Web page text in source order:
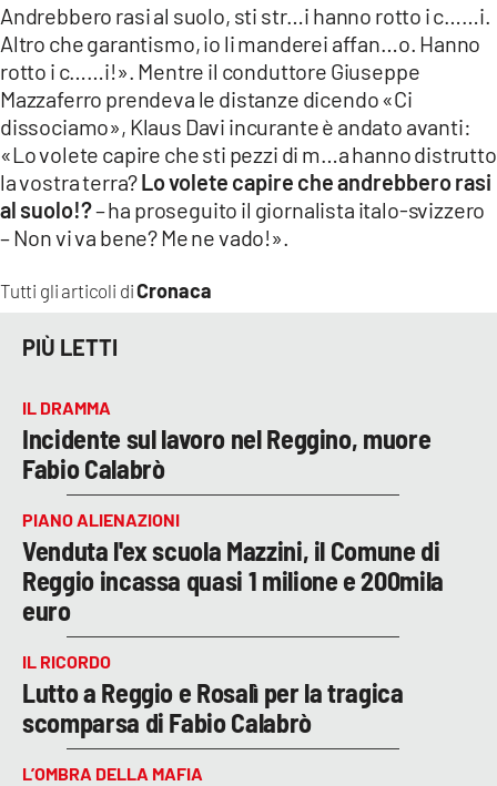
ILREGGINO.IT
COSENZACHANNEL.IT
ILVIBONESE.IT
CATANZAROCHANNEL.IT
LACAPITALENEWS.IT
ANDROID
APPLE
Tutti gli articoli diCronaca
Andrebbero rasi al suolo, sti str…i hanno rotto i c……i.
Altro che garantismo, io li manderei affan…o. Hanno
rotto i c……i!». Mentre il conduttore Giuseppe
Mazzaferro prendeva le distanze dicendo «Ci
dissociamo», Klaus Davi incurante è andato avanti:
«Lo volete capire che sti pezzi di m…a hanno distrutto
la vostra terra?Lo volete capire che andrebbero rasi
al suolo!?– ha proseguito il giornalista italo-svizzero
– Non vi va bene? Me ne vado!».
PIÙ LETTI
IL DRAMMA
Incidente sul lavoro nel Reggino, muore
Fabio Calabrò
PIANO ALIENAZIONI
Venduta l'ex scuola Mazzini, il Comune di
Reggio incassa quasi 1 milione e 200mila
euro
IL RICORDO
Lutto a Reggio e Rosalì per la tragica
scomparsa di Fabio Calabrò
L’OMBRA DELLA MAFIA